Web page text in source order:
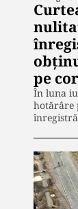
pe
În luna
hotărâre